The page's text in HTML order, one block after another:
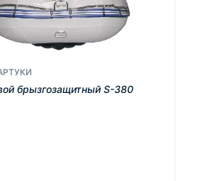
брызгозащитный S-380